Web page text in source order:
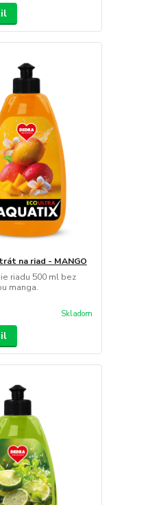
na riad - MANGO
riadu 500 ml bez
manga.
Skladom